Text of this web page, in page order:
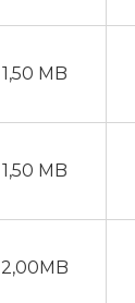
1,50 MB
1,50 MB
2,00MB